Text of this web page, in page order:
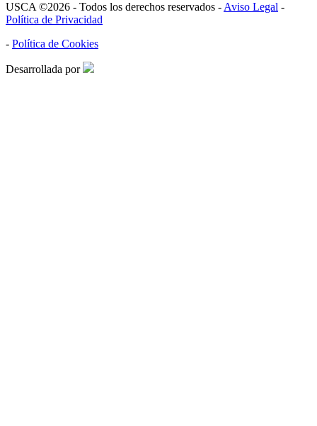
USCA ©2026 - Todos los derechos reservados - Aviso Legal -
Política de Privacidad
- Política de Cookies
Desarrollada por